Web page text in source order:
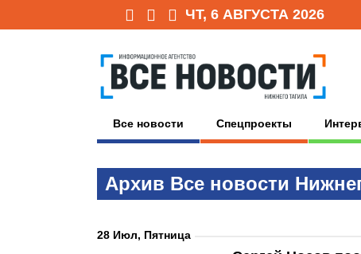
ЧТ, 6 АВГУСТА 2026
Все новости Спецпроекты
Архив Всe нoвoсти
28 Июл, Пятница